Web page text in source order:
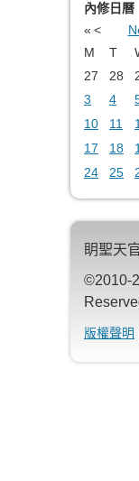
內修日曆
« <
M
T
27
28
3
4
10
11
17
18
24
25
眀聖天
©2010-
版權聲明